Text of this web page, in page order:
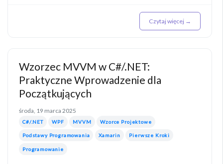
Czytaj więcej →
Wzorzec MVVM w C#/.NET:
Praktyczne Wprowadzenie dla
Początkujących
środa, 19 marca 2025
C#/.NET WPF MVVM Wzorce Projektowe
Podstawy Programowania Xamarin Pierwsze Kroki
Programowanie